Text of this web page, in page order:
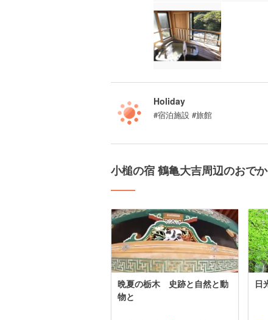
Holiday
#宿泊施設 #旅館
小槌の宿 鶴亀大吉周辺のおで
晩夏の栃木 史跡と自然と動
物と
日